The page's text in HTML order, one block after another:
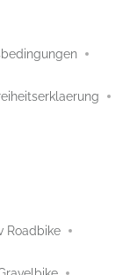
Roadbike